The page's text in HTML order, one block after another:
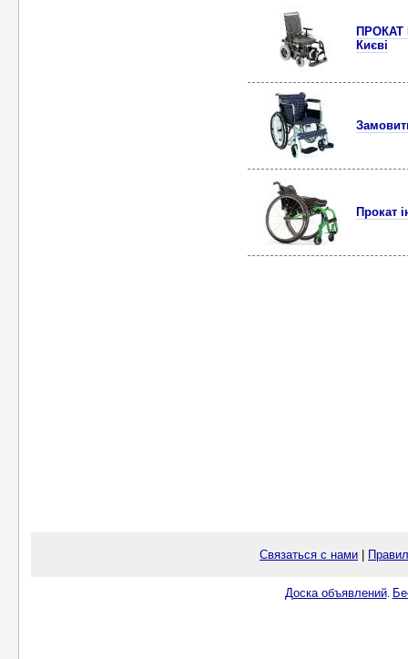
ПРОКАТ
Києві
Прокат
Связаться с нами
Доска объявлений.